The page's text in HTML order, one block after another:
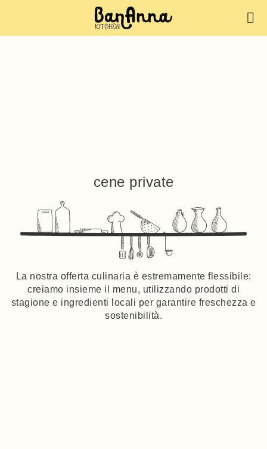
cene private
La nostra offerta culinaria è estremamente flessibile:
creiamo insieme il menu, utilizzando prodotti di
stagione e ingredienti locali per garantire freschezza e
sostenibilità.